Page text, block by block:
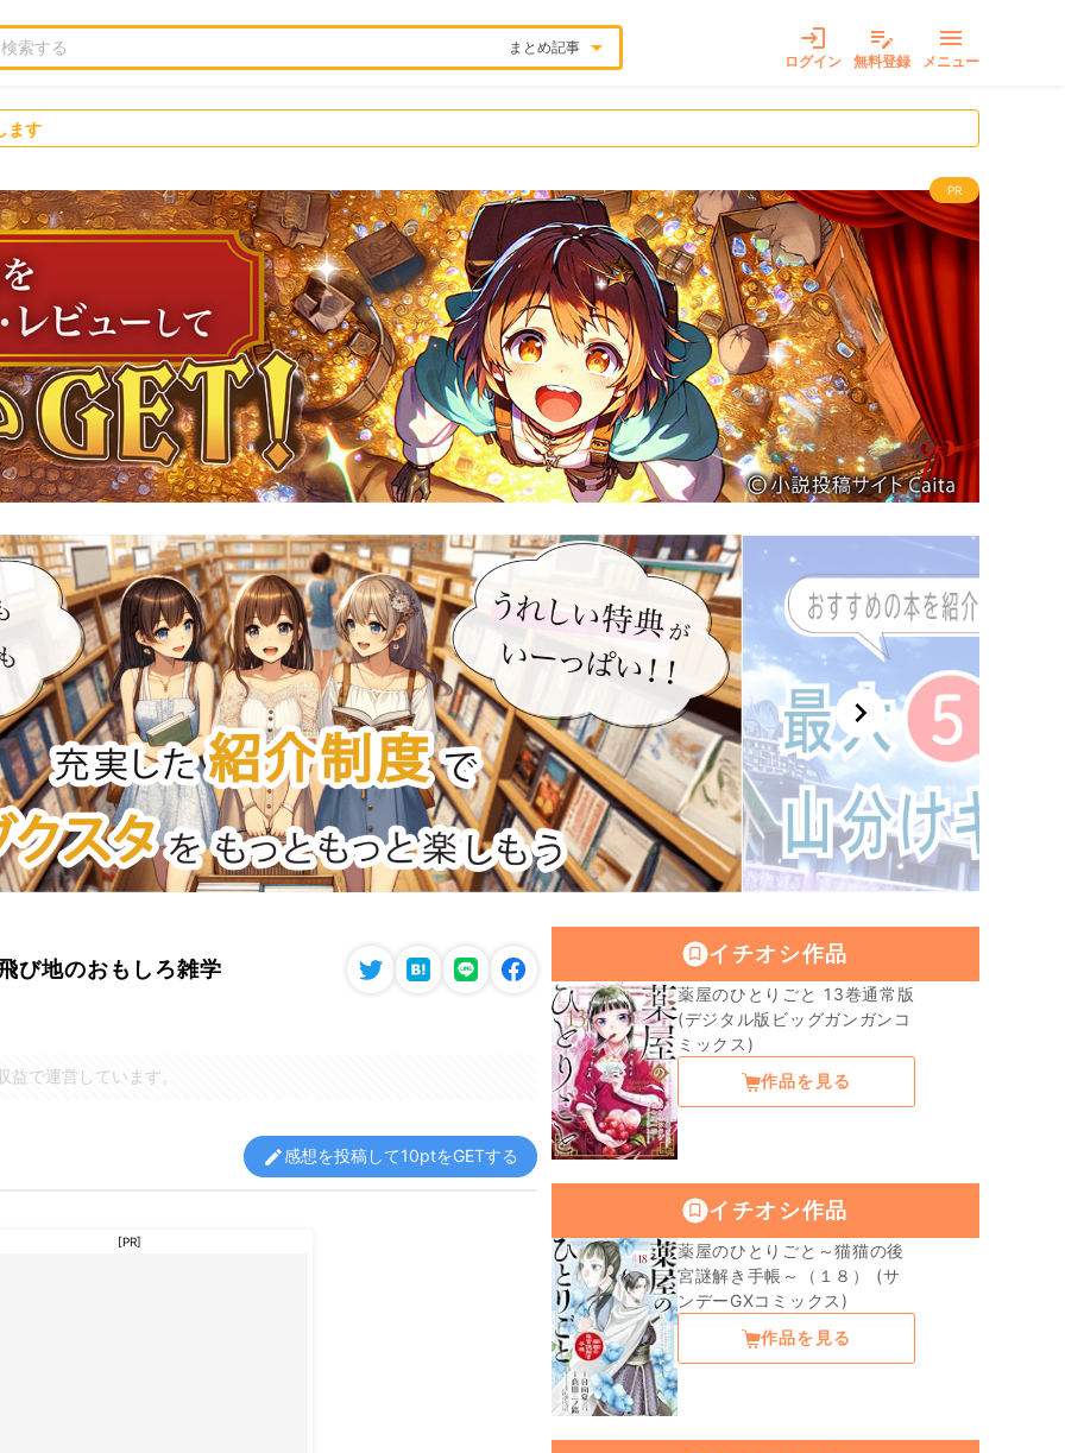
まとめ記事 arrow_drop_down login
ログイン
edit_note
無料登録
menu
メニュー
ます
PR
chevron_right
び地のおもしろ雑学
で運営しています。
edit感想を投稿して10ptをGETする
[PR]
イチオシ作品
薬屋のひとりごと 13巻通常版
(デジタル版ビッグガンガンコ
ミックス)
作品を見る
イチオシ作品
薬屋のひとりごと～猫猫の後
宮謎解き手帳～（１８） (サ
ンデーGXコミックス)
作品を見る